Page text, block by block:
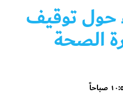
حول توقيف
الصحة